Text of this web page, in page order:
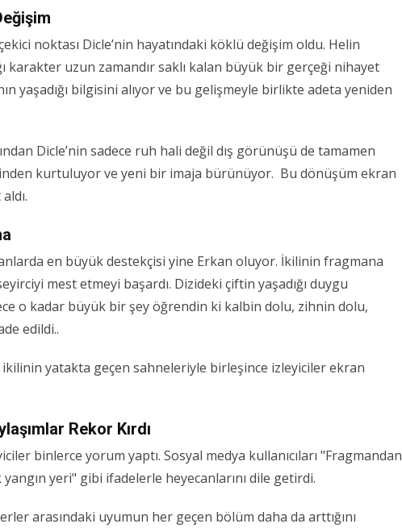
noktası Dicle’nin hayatındaki köklü değişim oldu. Helin
karakter uzun zamandır saklı kalan büyük bir gerçeği nihayet
yaşadığı bilgisini alıyor ve bu gelişmeyle birlikte adeta yeniden
Dicle’nin sadece ruh hali değil dış görünüşü de tamamen
kurtuluyor ve yeni bir imaja bürünüyor. Bu dönüşüm ekran
en büyük destekçisi yine Erkan oluyor. İkilinin fragmana
mest etmeyi başardı. Dizideki çiftin yaşadığı duygu
o kadar büyük bir şey öğrendin ki kalbin dolu, zihnin dolu,
edildi..
ikilinin yatakta geçen sahneleriyle birleşince izleyiciler ekran
Rekor Kırdı
binlerce yorum yaptı. Sosyal medya kullanıcıları "Fragmandan
yangın yeri" gibi ifadelerle heyecanlarını dile getirdi.
arasındaki uyumun her geçen bölüm daha da arttığını